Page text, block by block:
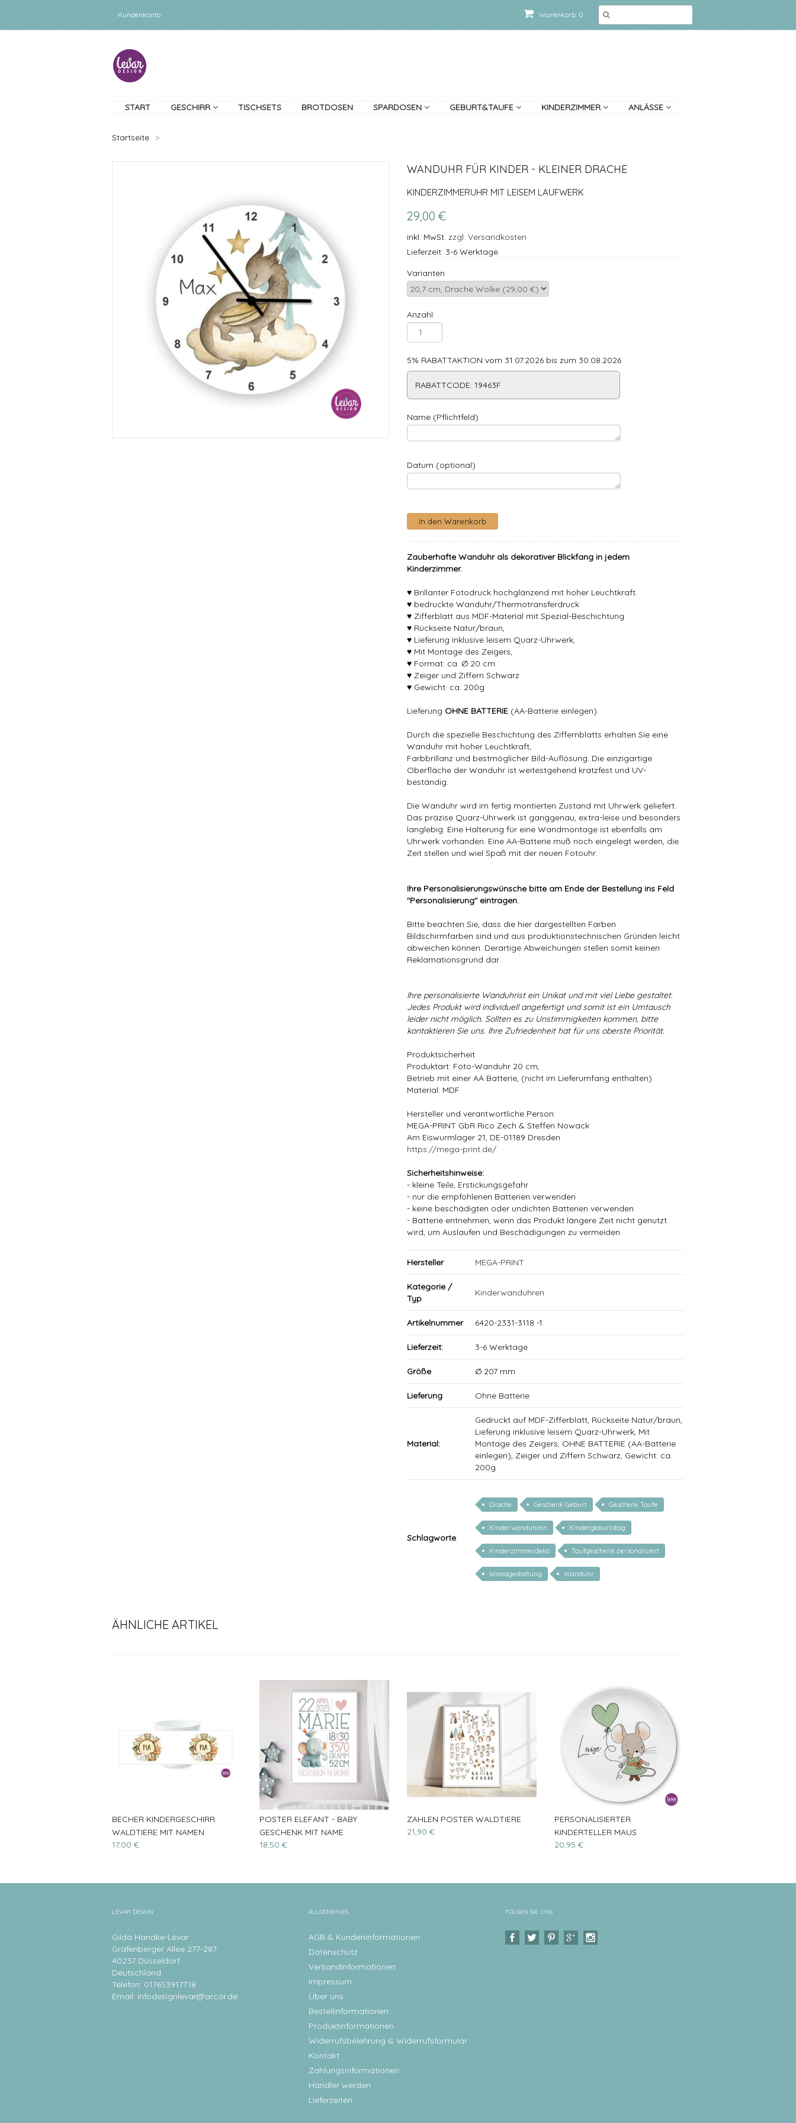
Warenkorb: 0
Kundenkonto
START GESCHIRR TISCHSETS BROTDOSEN SPARDOSEN GEBURT&TAUFE KINDERZIMMER ANLÄSSE
Startseite >
WANDUHR FÜR KINDER - KLEINER DRACHE
KINDERZIMMERUHR MIT LEISEM LAUFWERK
29,00 €
inkl. MwSt. zzgl. Versandkosten
Lieferzeit: 3-6 Werktage
Varianten
Anzahl:
5% RABATTAKTION vom 31.07.2026 bis zum 30.08.2026
RABATTCODE: 19463F
Name (Pflichtfeld)
Datum (optional)
Zauberhafte Wanduhr als dekorativer Blickfang in jedem
Kinderzimmer.
♥ Brillanter Fotodruck hochglänzend mit hoher Leuchtkraft.
♥ bedruckte Wanduhr/Thermotransferdruck
♥ Zifferblatt aus MDF-Material mit Spezial-Beschichtung
♥ Rückseite Natur/braun,
♥ Lieferung inklusive leisem Quarz-Uhrwerk,
♥ Mit Montage des Zeigers,
♥ Format: ca. Ø 20 cm
♥ Zeiger und Ziffern Schwarz
♥ Gewicht: ca. 200g
Lieferung OHNE BATTERIE (AA-Batterie einlegen)
Durch die spezielle Beschichtung des Ziffernblatts erhalten Sie eine
Wanduhr mit hoher Leuchtkraft,
Farbbrillanz und bestmöglicher Bild-Auflösung. Die einzigartige
Oberfläche der Wanduhr ist weitestgehend kratzfest und UV-
beständig.
Die Wanduhr wird im fertig montierten Zustand mit Uhrwerk geliefert.
Das präzise Quarz-Uhrwerk ist ganggenau, extra-leise und besonders
langlebig. Eine Halterung für eine Wandmontage ist ebenfalls am
Uhrwerk vorhanden. Eine AA-Batterie muß noch eingelegt werden, die
Zeit stellen und wiel Spaß mit der neuen Fotouhr.
Ihre Personalisierungswünsche bitte am Ende der Bestellung ins Feld
"Personalisierung" eintragen.
Bitte beachten Sie, dass die hier dargestellten Farben
Bildschirmfarben sind und aus produktionstechnischen Gründen leicht
abweichen können. Derartige Abweichungen stellen somit keinen
Reklamationsgrund dar.
Ihre personalisierte Wanduhrist ein Unikat und mit viel Liebe gestaltet.
Jedes Produkt wird individuell angefertigt und somit ist ein Umtausch
leider nicht möglich. Sollten es zu Unstimmigkeiten kommen, bitte
kontaktieren Sie uns. Ihre Zufriedenheit hat für uns oberste Priorität.
Produktsicherheit
Produktart: Foto-Wanduhr 20 cm,
Betrieb mit einer AA Batterie, (nicht im Lieferumfang enthalten)
Material: MDF
Hersteller und verantwortliche Person:
MEGA-PRINT GbR Rico Zech & Steffen Nowack
Am Eiswurmlager 21, DE-01189 Dresden
https://mega-print.de/
Sicherheitshinweise:
- kleine Teile, Erstickungsgefahr
- nur die empfohlenen Batterien verwenden
- keine beschädigten oder undichten Batterien verwenden
- Batterie entnehmen, wenn das Produkt längere Zeit nicht genutzt
wird, um Auslaufen und Beschädigungen zu vermeiden
Hersteller MEGA-PRINT
Kategorie /
Typ
Kinderwanduhren
Artikelnummer 6420-2331-3118 -1
Lieferzeit: 3-6 Werktage
Größe Ø 207 mm
Lieferung Ohne Batterie
Material:
Gedruckt auf MDF-Zifferblatt, Rückseite Natur/braun,
Lieferung inklusive leisem Quarz-Uhrwerk, Mit
Montage des Zeigers, OHNE BATTERIE (AA-Batterie
einlegen), Zeiger und Ziffern Schwarz, Gewicht: ca.
200g
Schlagworte
Drache Geschenk Geburt Geschenk Taufe
Kinderwanduhren Kindergeburtstag
Kinderzimmerdeko Taufgeschenk personalisiert
Wandgestaltung Wanduhr
ÄHNLICHE ARTIKEL
BECHER KINDERGESCHIRR
WALDTIERE MIT NAMEN
17,00 €
POSTER ELEFANT - BABY
GESCHENK MIT NAME
18,50 €
ZAHLEN POSTER WALDTIERE
21,90 €
PERSONALISIERTER
KINDERTELLER MAUS
20,95 €
LEVAR DESIGN
Gilda Handke-Levar
Grafenberger Allee 277-287
40237 Düsseldorf
Deutschland
Telefon: 017653917718
Email: infodesignlevar@arcor.de
ALLGEMEINES
AGB & Kundeninformationen
Datenschutz
Versandinformationen
Impressum
Über uns
Bestellinformationen
Produktinformationen
Widerrufsbelehrung & Widerrufsformular
Kontakt
Zahlungsinformationen
Händler werden
Lieferzeiten
FOLGEN SIE UNS